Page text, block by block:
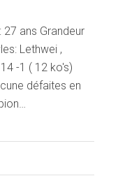
27 ans Grandeur
Lethwei ,
-1 ( 12 ko's)
défaites en